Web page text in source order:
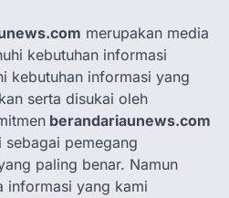
merupakan media
kebutuhan informasi
kebutuhan informasi yang
serta disukai oleh
berandariaunews.com
pemegang
paling benar. Namun
informasi yang kami